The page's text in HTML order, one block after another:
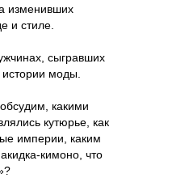
изменивших
и стиле.
сыгравших
моды.
какими
кутюрье, как
империи, каким
кимоно, что